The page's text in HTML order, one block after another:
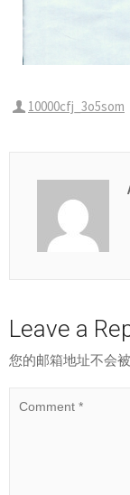
10000cfj_3o5som
Leave a
您的邮箱地址不会被